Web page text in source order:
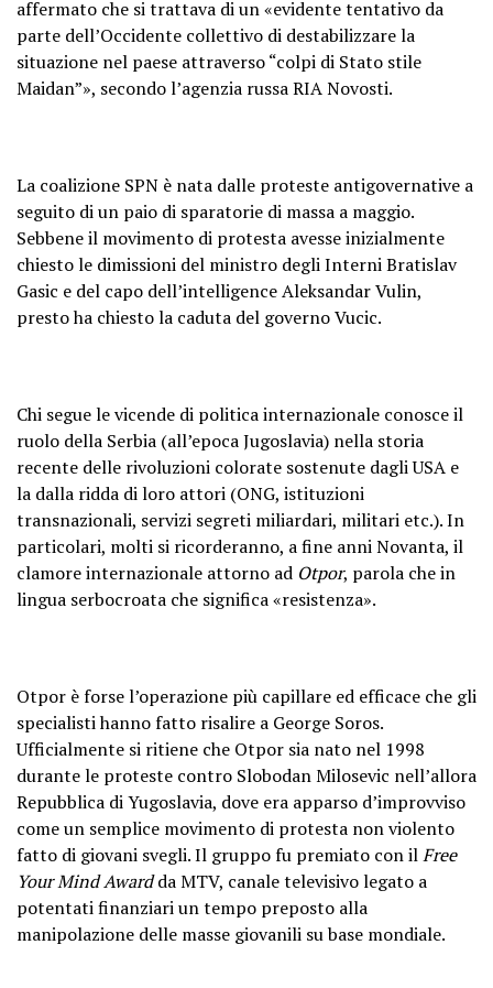
affermato che si trattava di un «evidente tentativo da
parte dell’Occidente collettivo di destabilizzare la
situazione nel paese attraverso “colpi di Stato stile
Maidan”», secondo l’agenzia russa RIA Novosti.
La coalizione SPN è nata dalle proteste antigovernative a
seguito di un paio di sparatorie di massa a maggio.
Sebbene il movimento di protesta avesse inizialmente
chiesto le dimissioni del ministro degli Interni Bratislav
Gasic e del capo dell’intelligence Aleksandar Vulin,
presto ha chiesto la caduta del governo Vucic.
Chi segue le vicende di politica internazionale conosce il
ruolo della Serbia (all’epoca Jugoslavia) nella storia
recente delle rivoluzioni colorate sostenute dagli USA e
la dalla ridda di loro attori (ONG, istituzioni
transnazionali, servizi segreti miliardari, militari etc.). In
particolari, molti si ricorderanno, a fine anni Novanta, il
clamore internazionale attorno ad Otpor, parola che in
lingua serbocroata che significa «resistenza».
Otpor è forse l’operazione più capillare ed efficace che gli
specialisti hanno fatto risalire a George Soros.
Ufficialmente si ritiene che Otpor sia nato nel 1998
durante le proteste contro Slobodan Milosevic nell’allora
Repubblica di Yugoslavia, dove era apparso d’improvviso
come un semplice movimento di protesta non violento
fatto di giovani svegli. Il gruppo fu premiato con ilFree
Your Mind Awardda MTV, canale televisivo legato a
potentati finanziari un tempo preposto alla
manipolazione delle masse giovanili su base mondiale.